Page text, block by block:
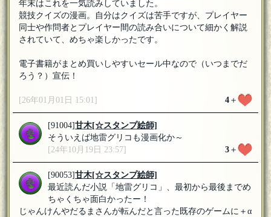
年末はこれを一気読みしていました。
競技クイズの漫画。自分はクイズは苦手ですが、プレイヤー
同士や作問者とプレイヤー間の読み合いについて細かく解説
されていて、めちゃ楽しかったです。
電子書籍がまとめ買いしやすいセール中なので（いつまでだ
ろう？）宣伝！
[26年01月01日 15:01] 4＋
[91004]甘木[☆スタンプ絵師]
そういえば地雷グリコも漫画化か～
[24年10月19日 23:57]
3＋
[90053]甘木[☆スタンプ絵師]
最近読んだ小説「地雷グリコ」、最初から最後までめ
ちゃくちゃ面白かったー！
じゃんけんやだるまさんが転んだと言った既存のゲームに＋α